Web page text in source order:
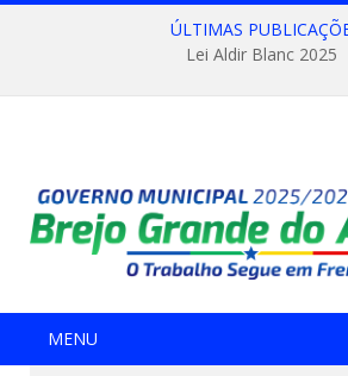
ÚLTIMAS
Lei Aldir Blanc 2025
MENU